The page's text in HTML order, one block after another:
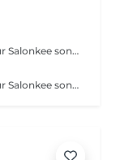
Veuillez prendre note que les prix indiqués sur Salonkee sont communiqués à titre informatif et s'entendent de base. Ces derniers sont susceptibles de varier selon le diagnostic réalisé à votre arrivée au salon et l'expertise du professionnel à qui vous confiez votre beauté. Dans tous les cas, un devis précis vous sera proposé et toutes réalisations de prestations seront effectuées avec votre accord. Un grand merci d'avance pour votre compréhension. Au plaisir de vous recevoir très vite.
Veuillez prendre note que les prix indiqués sur Salonkee sont communiqués à titre informatif et s'entendent de base. Ces derniers sont susceptibles de varier selon le diagnostic réalisé à votre arrivée au salon et l'expertise du professionnel à qui vous confiez votre beauté. Dans tous les cas, un devis précis vous sera proposé et toutes réalisations de prestations seront effectuées avec votre accord. Un grand merci d'avance pour votre compréhension. Au plaisir de vous recevoir très vite.